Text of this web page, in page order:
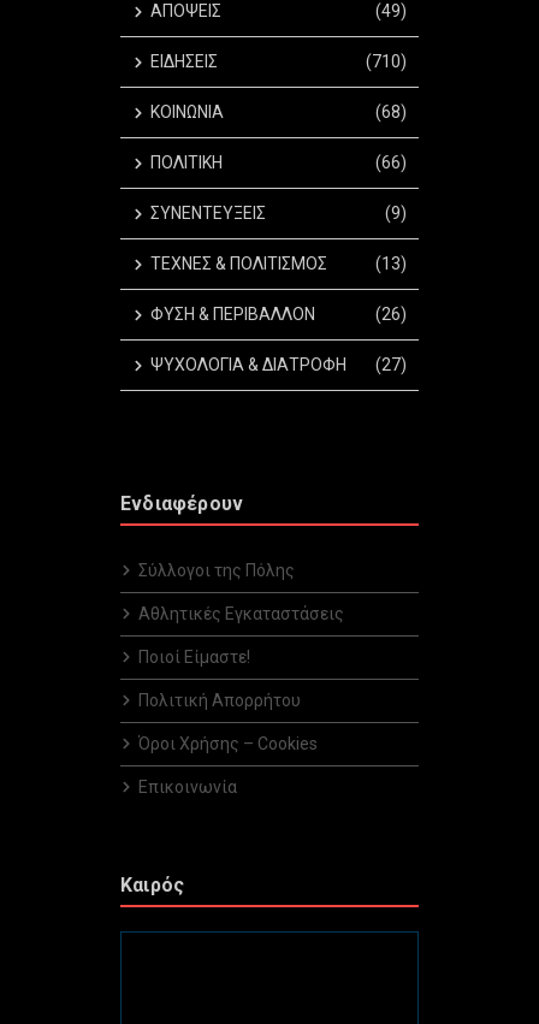
ΑΠΟΨΕΙΣ (49)
ΕΙΔΗΣΕΙΣ (710)
ΚΟΙΝΩΝΙΑ (68)
ΠΟΛΙΤΙΚΗ (66)
ΣΥΝΕΝΤΕΥΞΕΙΣ (9)
ΤΕΧΝΕΣ & ΠΟΛΙΤΙΣΜΟΣ (13)
ΦΥΣΗ & ΠΕΡΙΒΑΛΛΟΝ (26)
ΨΥΧΟΛΟΓΙΑ & ΔΙΑΤΡΟΦΗ (27)
Ενδιαφέρουν
Σύλλογοι της Πόλης
Αθλητικές Εγκαταστάσεις
Ποιοί Είμαστε!
Πολιτική Απορρήτου
Όροι Χρήσης – Cookies
Επικοινωνία
Καιρός